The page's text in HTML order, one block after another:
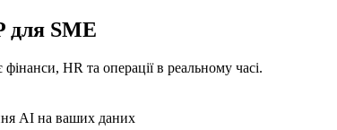
для SME
HR та операції в реальному часі.
AI на ваших даних